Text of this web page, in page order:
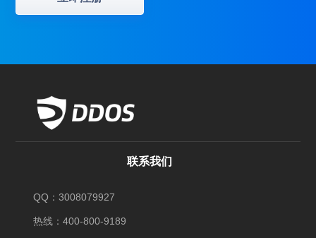
联系我们
QQ：3008079927
热线：400-800-9189